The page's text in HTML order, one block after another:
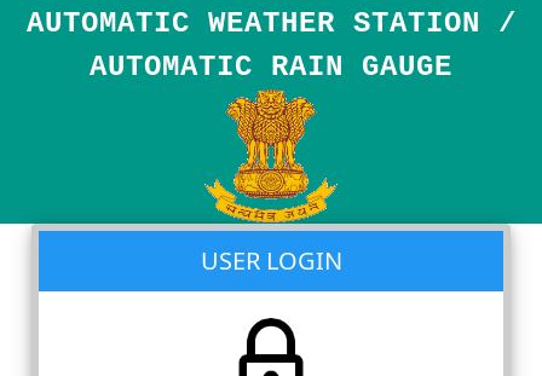
AUTOMATIC WEATHER STATION /
AUTOMATIC RAIN GAUGE
USER LOGIN